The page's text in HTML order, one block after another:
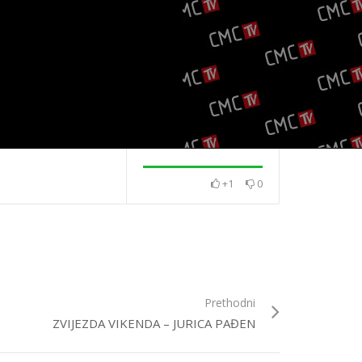
+1 0
Prethodni
ZVIJEZDA VIKENDA – JURICA PAĐEN